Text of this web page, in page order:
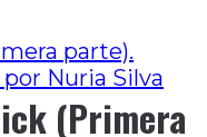
parte).
Nuria Silva
(Primera